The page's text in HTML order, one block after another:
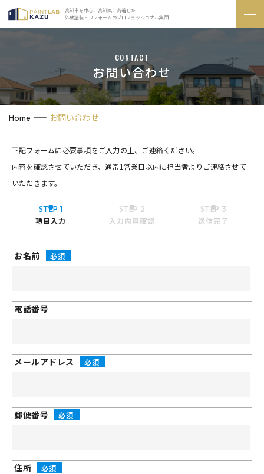
高知市を中心に高知県に密着した
外壁塗装・リフォームのプロフェッショナル集団
CONTACT
お問い合わせ
Home お問い合わせ
下記フォームに必要事項をご入力の上、ご連絡ください。
内容を確認させていただき、通常1営業日以内に担当者よりご連絡させて
いただきます。
STEP 1
項目入力
STEP 2
入力内容確認
STEP 3
送信完了
お名前
電話番号
メールアドレス
郵便番号
住所